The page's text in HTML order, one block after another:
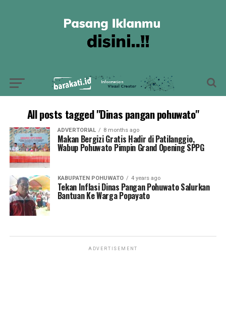
All posts tagged "Dinas pangan pohuwato"
ADVERTORIAL 8 months ago
Makan Bergizi Gratis Hadir di Patilanggio,
Wabup Pohuwato Pimpin Grand Opening SPPG
KABUPATEN POHUWATO 4 years ago
Tekan Inflasi Dinas Pangan Pohuwato Salurkan
Bantuan Ke Warga Popayato
ADVERTISEMENT